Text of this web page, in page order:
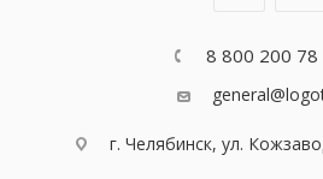
8 800 200 78
г. Челябинск, ул.